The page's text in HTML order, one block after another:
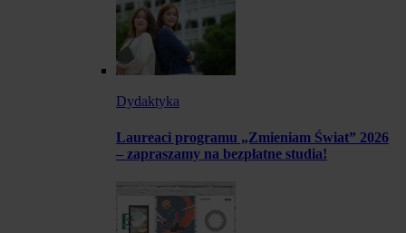
Dydaktyka
Laureaci programu „Zmieniam Świat” 2026
– zapraszamy na bezpłatne studia!